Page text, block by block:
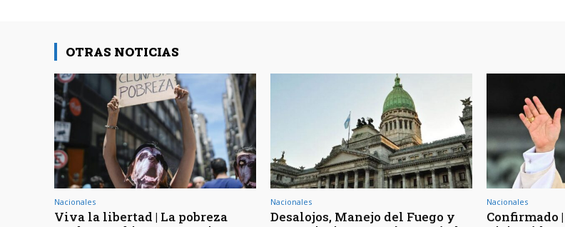
OTRAS NOTICIAS
Nacionales
Viva la libertad | La pobreza
Nacionales
Desalojos, Manejo del Fuego y
Nacionales
Confirmado